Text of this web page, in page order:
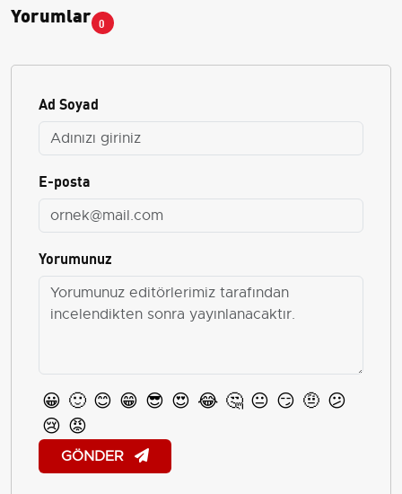
Yorumlar 0
Ad Soyad
E-posta
Yorumunuz
😀 🙂 😊 😁 😎 😍 😂 🤔 😐 😏 🤨 😕
😢 😡
GÖNDER